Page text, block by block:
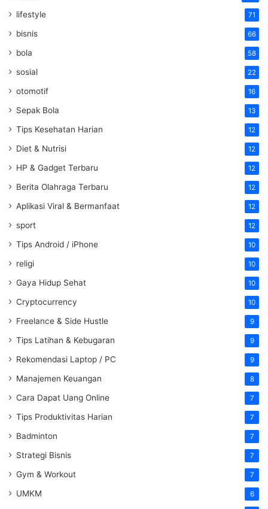
lifestyle 71
bisnis 66
bola 58
sosial 22
otomotif 16
Sepak Bola 13
Tips Kesehatan Harian 12
Diet & Nutrisi 12
HP & Gadget Terbaru 12
Berita Olahraga Terbaru 12
Aplikasi Viral & Bermanfaat 12
sport 12
Tips Android / iPhone 10
religi 10
Gaya Hidup Sehat 10
Cryptocurrency 10
Freelance & Side Hustle 9
Tips Latihan & Kebugaran 9
Rekomendasi Laptop / PC 9
Manajemen Keuangan 8
Cara Dapat Uang Online 7
Tips Produktivitas Harian 7
Badminton 7
Strategi Bisnis 7
Gym & Workout 7
UMKM 6